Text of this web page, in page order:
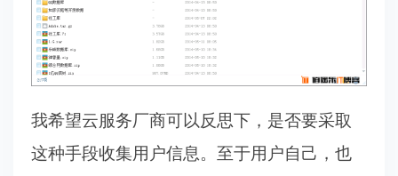
我希望云服务厂商可以反思下，是否要采取
这种手段收集用户信息。至于用户自己，也